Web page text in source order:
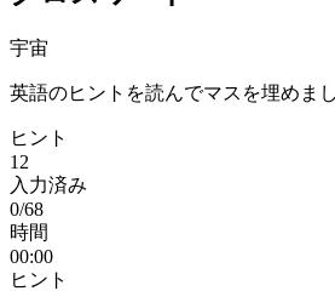
宇宙
英語のヒントを読んでマスを埋めま
ヒント
12
入力済み
0/68
時間
00:00
ヒント